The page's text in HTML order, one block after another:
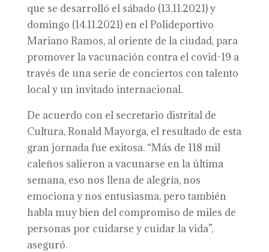
que se desarrolló el sábado (13.11.2021) y
domingo (14.11.2021) en el Polideportivo
Mariano Ramos, al oriente de la ciudad, para
promover la vacunación contra el covid-19 a
través de una serie de conciertos con talento
local y un invitado internacional.
De acuerdo con el secretario distrital de
Cultura, Ronald Mayorga, el resultado de esta
gran jornada fue exitosa. “Más de 118 mil
caleños salieron a vacunarse en la última
semana, eso nos llena de alegría, nos
emociona y nos entusiasma, pero también
habla muy bien del compromiso de miles de
personas por cuidarse y cuidar la vida”,
aseguró.